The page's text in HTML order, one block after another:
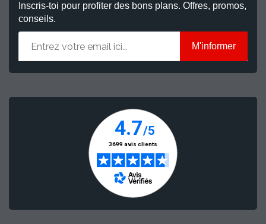
Inscris-toi pour profiter des bons plans. Offres, promos,
conseils.
M'informer